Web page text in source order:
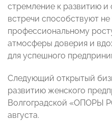
стремление к развитию
встречи способствуют не
профессиональному
атмосферы доверия и
для успешного
Следующий открытый
развитию женского
Волгоградской «ОПОРЫ
августа.